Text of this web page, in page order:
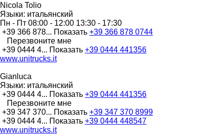
Nicola Tolio
Языки: итальянский
Пн - Пт 08:00 - 12:00 13:30 - 17:30
+39 366 878... Показать +39 366 878 0744
Перезвоните мне
+39 0444 4... Показать +39 0444 441356
www.unitrucks.it
Gianluca
Языки: итальянский
+39 0444 4... Показать +39 0444 441356
Перезвоните мне
+39 347 370... Показать +39 347 370 8999
+39 0444 4... Показать +39 0444 448547
www.unitrucks.it